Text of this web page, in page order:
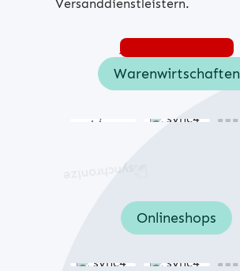
Versanddienstleistern.
Jetzt konfigurieren
Warenwirtschaften
Onlineshops